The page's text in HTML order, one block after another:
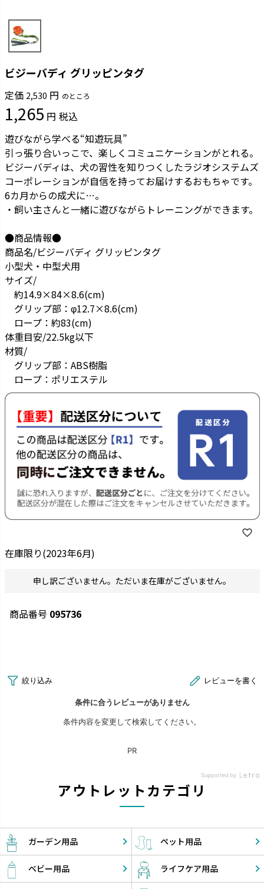
ビジーバディ グリッピンタグ
定価 2,530 のところ
1,265
税込
遊びながら学べる“知遊玩具”
引っ張り合いっこで、楽しくコミュニケーションがとれる。
ビジーバディは、犬の習性を知りつくしたラジオシステムズ
コーポレーションが自信を持ってお届けするおもちゃです。
6カ月からの成犬に…。
・飼い主さんと一緒に遊びながらトレーニングができます。
●商品情報●
商品名/ビジーバディ グリッピンタグ
小型犬・中型犬用
サイズ/
約14.9×84×8.6(cm)
グリップ部：φ12.7×8.6(cm)
ロープ：約83(cm)
体重目安/22.5kg以下
材質/
グリップ部：ABS樹脂
ロープ：ポリエステル
在庫限り(2023年6月)
申し訳ございません。ただいま在庫がございません。
商品番号 095736
アウトレットカテゴリ
ガーデン用品 ペット用品
ベビー用品 ライフケア用品